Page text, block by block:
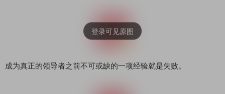
成为真正的领导者之前不可或缺的一项经验就是失败。